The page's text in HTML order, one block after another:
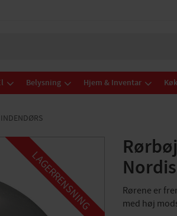
Belysning Hjem & Inventar
Rørene er
med høj
LAGERRENSNING